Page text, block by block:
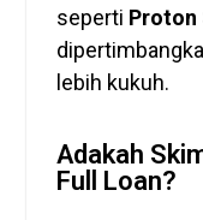
seperti Proton
lebih kukuh.
Adakah
Full Loan?